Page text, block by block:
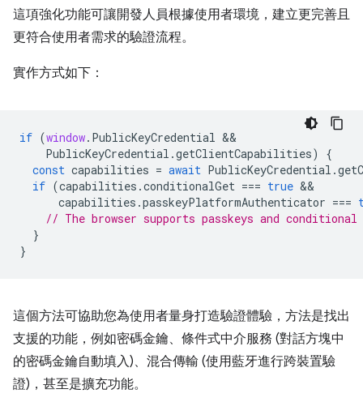
這項強化功能可讓開發人員根據使用者環境，建立更完善且
更符合使用者需求的驗證流程。
實作方式如下：
if (window. PublicKeyCredential
PublicKeyCredential .getClientCapabilities)
{
const capabilities = await PublicKeyCredential .
if (capabilities .conditionalGet === true
capabilities .passkeyPlatformAuthenticator ===
// The browser supports passkeys and
}
}
這個方法可協助您為使用者量身打造驗證體驗，方法是找出
支援的功能，例如密碼金鑰、條件式中介服務 (對話方塊中
的密碼金鑰自動填入)、混合傳輸 (使用藍牙進行跨裝置驗
證)，甚至是擴充功能。